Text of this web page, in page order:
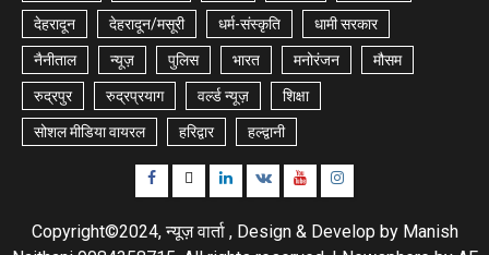
देहरादून देहरादून/मसूरी धर्म-संस्कृति धामी सरकार
नैनीताल न्यूज़ पुलिस भारत मनोरंजन मौसम
रुद्रपुर रुद्रप्रयाग वर्ल्ड न्यूज़ शिक्षा
सोशल मीडिया वायरल हरिद्वार हल्द्वानी
Facebook
TwitterLinkedin
VK YoutubeInstagram
Copyright©2024, न्यूज़ वार्ता , Design & Develop by Manish